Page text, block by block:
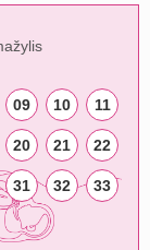
09 10 11
20 21 22
31 32 33